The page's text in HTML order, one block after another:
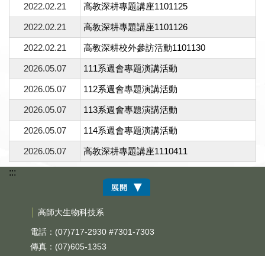
2022.02.21 高教深耕專題講座1101125
2022.02.21 高教深耕專題講座1101126
2022.02.21 高教深耕校外參訪活動1101130
2026.05.07 111系週會專題演講活動
2026.05.07 112系週會專題演講活動
2026.05.07 113系週會專題演講活動
2026.05.07 114系週會專題演講活動
2026.05.07 高教深耕專題講座1110411
:::
高師大生物科技系
電話：(07)717-2930 #7301-7303
傳真：(07)605-1353